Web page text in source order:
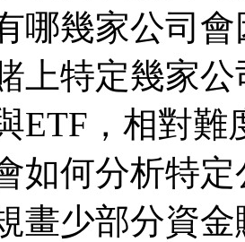
哪幾家公司
上特定幾家
ETF，相對
如何分析特
畫少部分資